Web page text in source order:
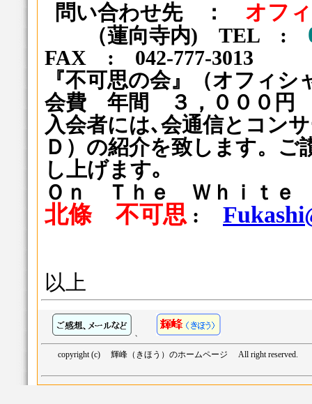
問い合わせ先 ： オフ
（蓮向寺内) TEL :
FAX : 042-777-3013
『不可思の会』
（オフィシ
会費 年間 ３，０００円
入会者には､会通信とコン
Ｄ）の紹介を致します。ご
し上げます｡
Ｏｎ Ｔｈｅ Ｗｈｉｔｅ
北條 不可思 :
以上
、
copyright (c) 輝峰（きほう）のホームページ All right reserved.